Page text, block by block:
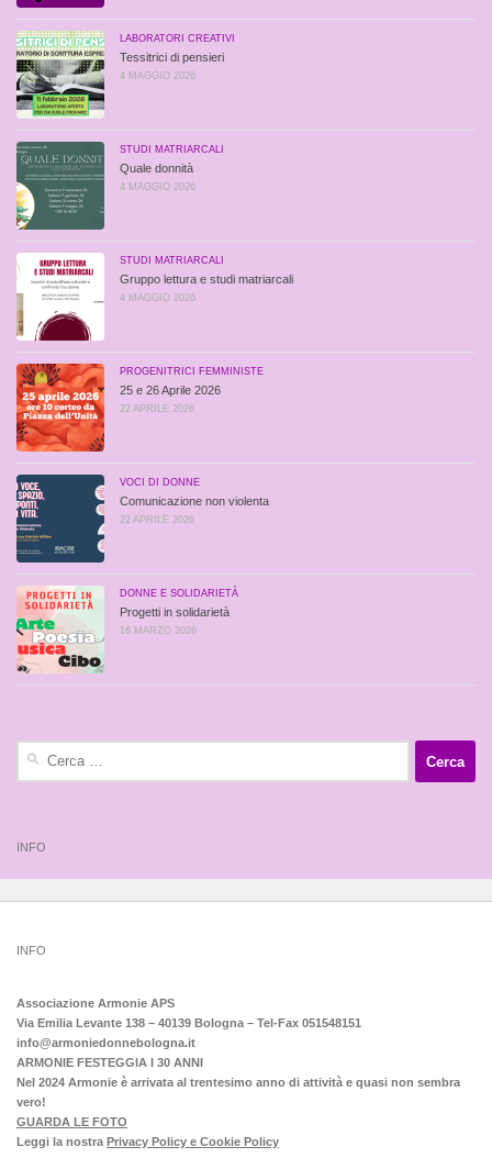
LABORATORI CREATIVI
Tessitrici di pensieri
4 MAGGIO 2026
STUDI MATRIARCALI
Quale donnità
4 MAGGIO 2026
STUDI MATRIARCALI
Gruppo lettura e studi matriarcali
4 MAGGIO 2026
PROGENITRICI FEMMINISTE
25 e 26 Aprile 2026
22 APRILE 2026
VOCI DI DONNE
Comunicazione non violenta
22 APRILE 2026
DONNE E SOLIDARIETÀ
Progetti in solidarietà
16 MARZO 2026
INFO
INFO
Associazione Armonie APS
Via Emilia Levante 138 – 40139 Bologna – Tel-Fax 051548151
info@armoniedonnebologna.it
ARMONIE FESTEGGIA I 30 ANNI
Nel 2024 Armonie è arrivata al trentesimo anno di attività e quasi non sembra
vero!
GUARDA LE FOTO
Leggi la nostra Privacy Policy e Cookie Policy